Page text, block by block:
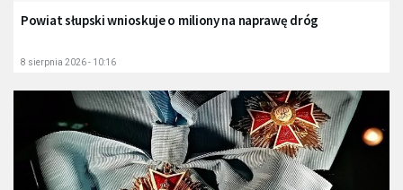
Powiat słupski wnioskuje o miliony na naprawę dróg
8 sierpnia 2026 - 10:16